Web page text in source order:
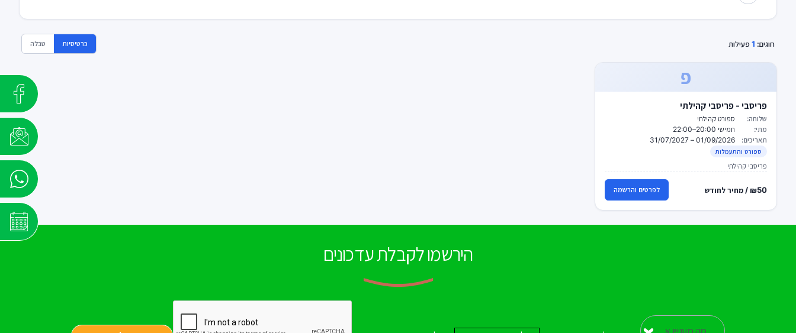
חוגים: 1פעילות כרטיסיות טבלה
פ
פריסבי - פריסבי קהילתי
שלוחה:
ספורט קהילתי
מתי:
חמישי 20:00–22:00
תאריכים:
01/09/2026 – 31/07/2027
ספורט והתעמלות
פריסבי קהילתי
₪50 / מחיר לחודש לפרטים והרשמה
הירשמו לקבלת עדכונים